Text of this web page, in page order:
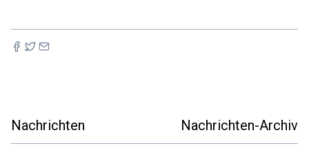
Nachrichten Nachrichten-Archiv